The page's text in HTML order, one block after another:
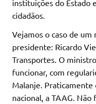
instituições do Estado
cidadãos.
Vejamos o caso de um
presidente: Ricardo
Transportes. O
funcionar, com
Malanje. Praticamente
nacional, a TAAG.